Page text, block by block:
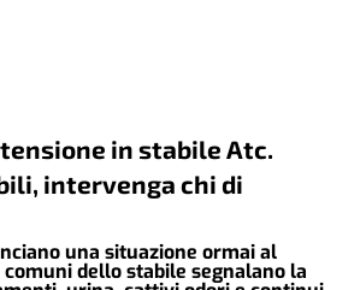
in stabile Atc.
intervenga chi di
una situazione ormai al
dello stabile segnalano la